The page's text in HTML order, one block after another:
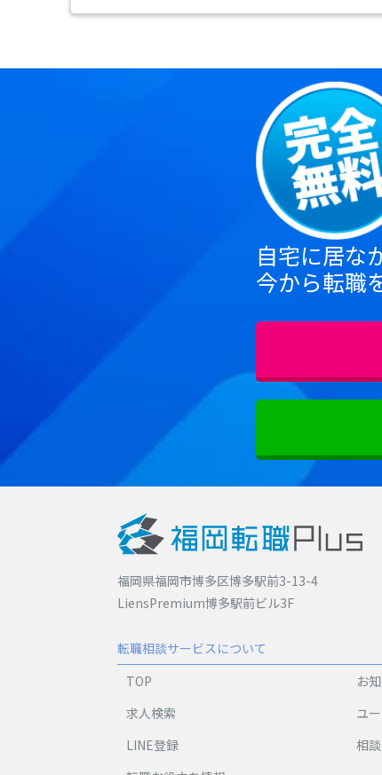
自宅に居な
今から転職
福岡県福岡市博多区博多駅前3-13-4
LiensPremium博多駅前ビル3F
転職相談サービスについて
TOP
お
求人検索
ユ
LINE登録
相